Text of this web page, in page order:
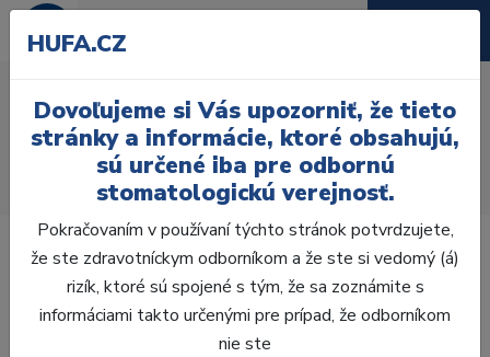
D44, D4
Zuby
AcryRock
AcryRock 1x28 S41-I41-D44, D4
HUFA.CZ
Dovoľujeme si Vás upozorniť, že tieto
stránky a informácie, ktoré obsahujú,
sú určené iba pre odbornú
stomatologickú verejnosť.
Pokračovaním v používaní týchto stránok potvrdzujete,
že ste zdravotníckym odborníkom a že ste si vedomý (á)
rizík, ktoré sú spojené s tým, že sa zoznámite s
informáciami takto určenými pre prípad, že odborníkom
nie ste